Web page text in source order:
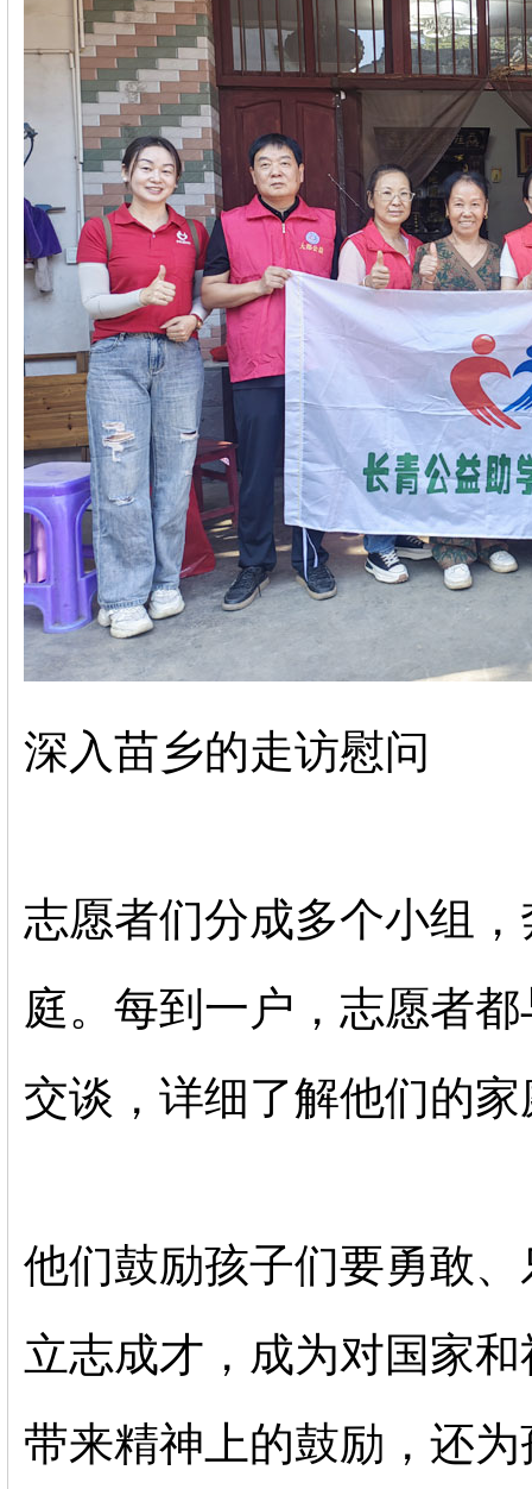
深入苗乡的走访慰问
志愿者们分成多个小组
庭。每到一户，志愿者
交谈，详细了解他们的
他们鼓励孩子们要勇敢
立志成才，成为对国家
带来精神上的鼓励，还